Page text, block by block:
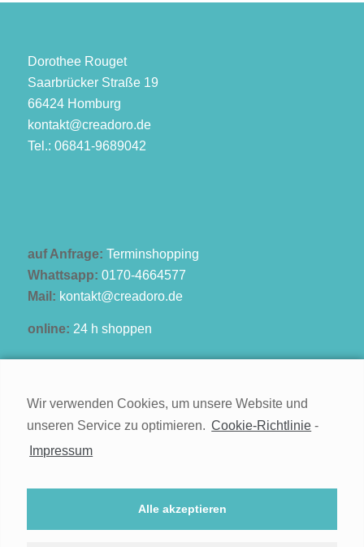
Dorothee Rouget
Saarbrücker Straße 19
66424 Homburg
kontakt@creadoro.de
Tel.: 06841-9689042
auf Anfrage: Terminshopping
Whattsapp: 0170-4664577
Mail: kontakt@creadoro.de
online: 24 h shoppen
Widerruf
Wir verwenden Cookies, um unsere Website und
unseren Service zu optimieren. Cookie-Richtlinie -
Impressum
Alle akzeptieren